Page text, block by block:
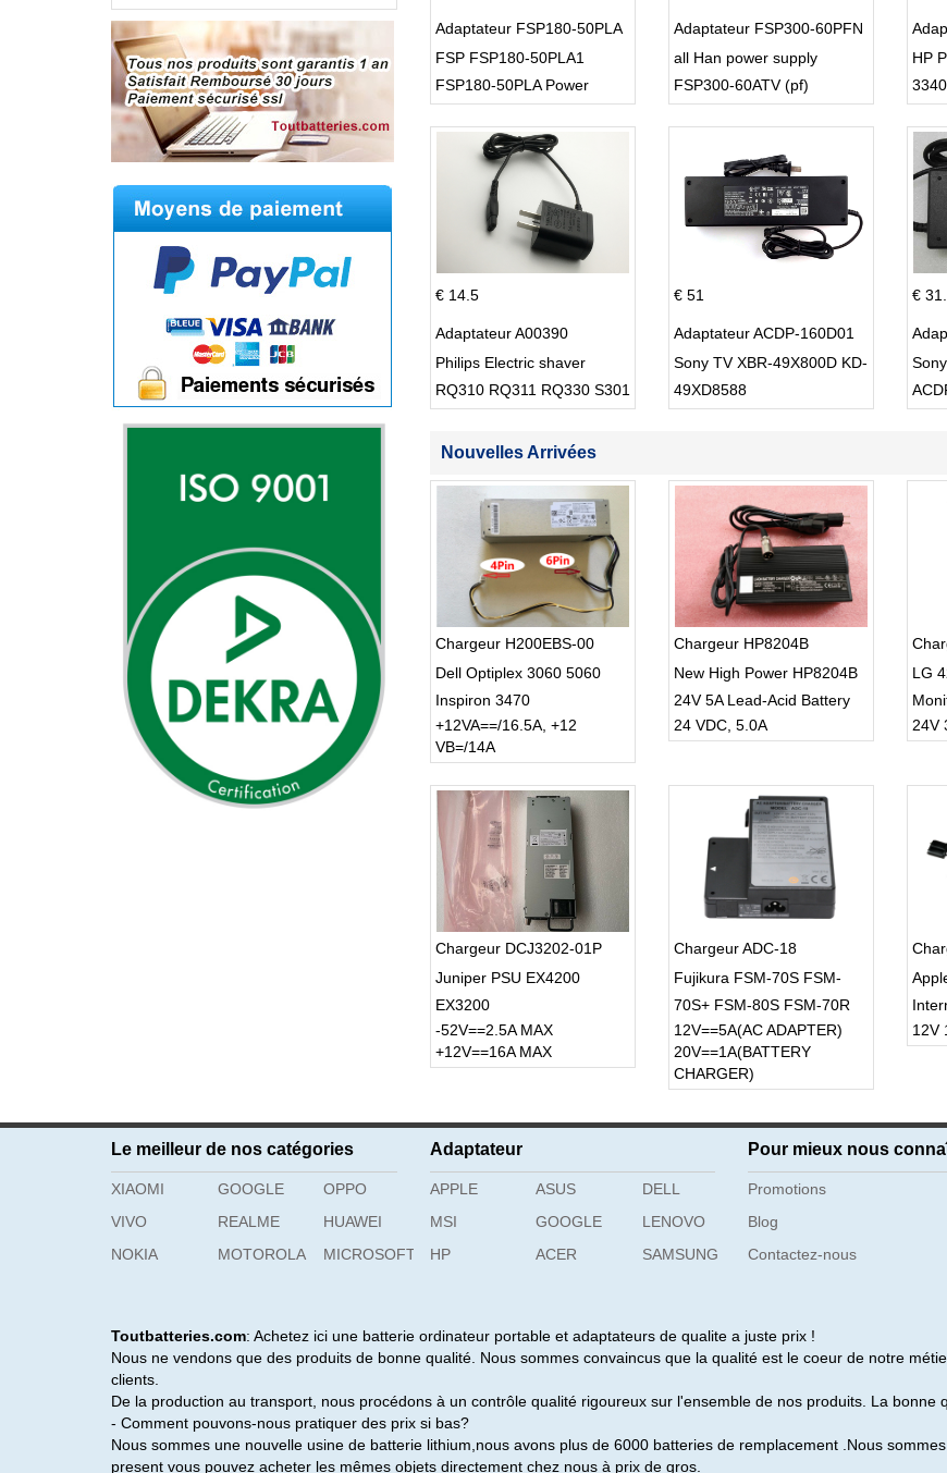
Adaptateur FSP180-50PLA
FSP FSP180-50PLA1
FSP180-50PLA Power
Adaptateur FSP300-60PFN
all Han power supply
FSP300-60ATV (pf)
HP
€ 14.5
Adaptateur A00390
Philips Electric shaver
RQ310 RQ311 RQ330 S301
€ 51
Adaptateur ACDP-160D01
Sony TV XBR-49X800D KD-
49XD8588
€
Nouvelles Arrivées
Chargeur H200EBS-00
Dell Optiplex 3060 5060
Inspiron 3470
+12VA==/16.5A, +12
VB=/14A
Chargeur HP8204B
New High Power HP8204B
24V 5A Lead-Acid Battery
Charger incl. 3-Pin Power
24 VDC, 5.0A
LG
24V
Chargeur DCJ3202-01P
Juniper PSU EX4200
EX3200
-52V==2.5A MAX
+12V==16A MAX
Chargeur ADC-18
Fujikura FSM-70S FSM-
70S+ FSM-80S FSM-70R
FSM-70R+ fusion splicer
12V==5A(AC ADAPTER)
20V==1A(BATTERY
CHARGER)
12V
Le meilleur de nos catégories
XIAOMI GOOGLE
OPPO
VIVO
REALME
HUAWEI
NOKIA
MOTOROLA MICROSOFT
Adaptateur
APPLE ASUS
DELL
MSI
GOOGLE
LENOVO
HP
ACER SAMSUNG
Pour mieux nous
Promotions
Blog
Contactez-nous
Toutbatteries.com: Achetez ici une batterie ordinateur portable et adaptateurs de qualite a juste prix !
Nous ne vendons que des produits de bonne qualité. Nous sommes convaincus que la qualité est le coeur de notre
clients.
De la production au transport, nous procédons à un contrôle qualité rigoureux sur l'ensemble de nos produits. La bonne
- Comment pouvons-nous pratiquer des prix si bas?
Nous sommes une nouvelle usine de batterie lithium,nous avons plus de 6000 batteries de remplacement .Nous
present vous pouvez acheter les mêmes objets directement chez nous à prix de gros.